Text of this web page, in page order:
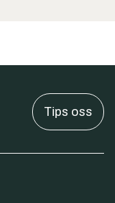
Tips oss